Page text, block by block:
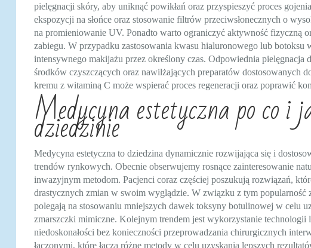
pielęgnacji skóry, aby uniknąć powikłań oraz przyspieszyć proces
ekspozycji na słońce oraz stosowanie filtrów przeciwsłonecznych o
na promieniowanie UV. Ponadto warto ograniczyć aktywność fizyczną
zabiegu. W przypadku zastosowania kwasu hialuronowego lub botoksu
intensywnego makijażu przez określony czas. Odpowiednia
środków czyszczących oraz nawilżających preparatów dostosowanych
kremu z witaminą C może wspierać proces regeneracji oraz poprawić
Medycyna estetyczna po co i
dziedzinie
Medycyna estetyczna to dziedzina dynamicznie rozwijająca się i
trendów rynkowych. Obecnie obserwujemy rosnące zainteresowanie
inwazyjnym metodom. Pacjenci coraz częściej poszukują rozwiązań,
drastycznych zmian w swoim wyglądzie. W związku z tym
polegają na stosowaniu mniejszych dawek toksyny botulinowej w celu
zmarszczki mimiczne. Kolejnym trendem jest wykorzystanie
niedoskonałości bez konieczności przeprowadzania chirurgicznych
łączonymi, które łączą różne metody w celu uzyskania lepszych